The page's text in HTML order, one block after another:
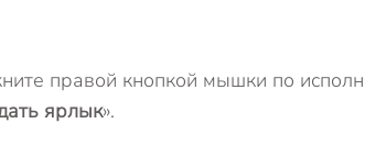
правой кнопкой мышки по
ярлык».